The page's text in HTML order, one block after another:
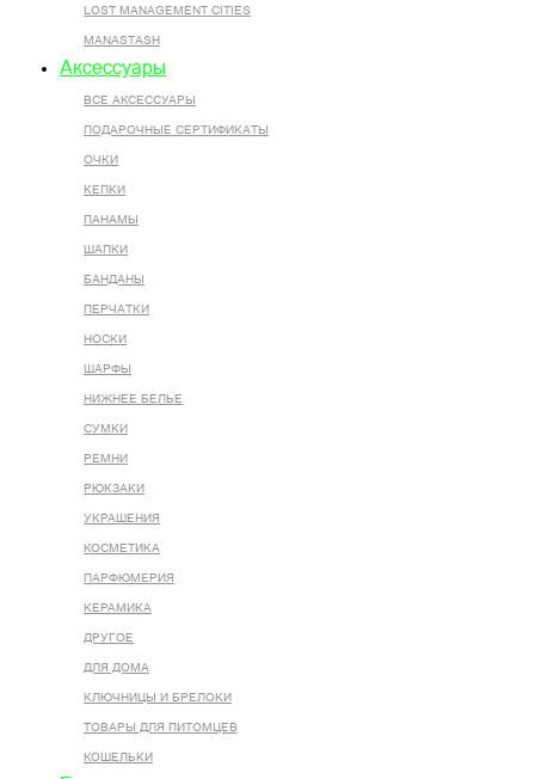
LOST MANAGEMENT CITIES
MANASTASH
Аксессуары
ВСЕ AКСЕССУАРЫ
ПОДАРОЧНЫЕ СЕРТИФИКАТЫ
ОЧКИ
КЕПКИ
ПАНАМЫ
ШАПКИ
БАНДАНЫ
ПЕРЧАТКИ
НОСКИ
ШАРФЫ
НИЖНЕЕ БЕЛЬЕ
СУМКИ
РЕМНИ
РЮКЗАКИ
УКРАШЕНИЯ
КОСМЕТИКА
ПАРФЮМЕРИЯ
КЕРАМИКА
ДРУГОЕ
ДЛЯ ДОМА
КЛЮЧНИЦЫ И БРЕЛОКИ
ТОВАРЫ ДЛЯ ПИТОМЦЕВ
КОШЕЛЬКИ